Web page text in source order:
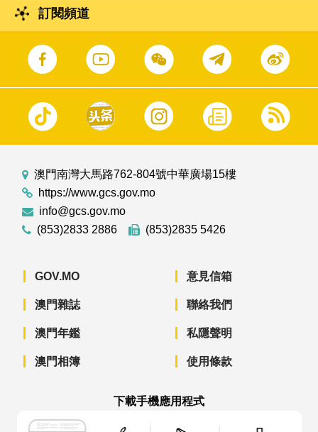
訂閱頻道
澳門南灣大馬路762-804號中華廣場15樓
https://www.gcs.gov.mo
info@gcs.gov.mo
(853)2833 2886
(853)2835 5426
GOV.MO
澳門雜誌
澳門年鑑
澳門相簿
意見信箱
聯絡我們
私隱聲明
使用條款
下載手機應用程式